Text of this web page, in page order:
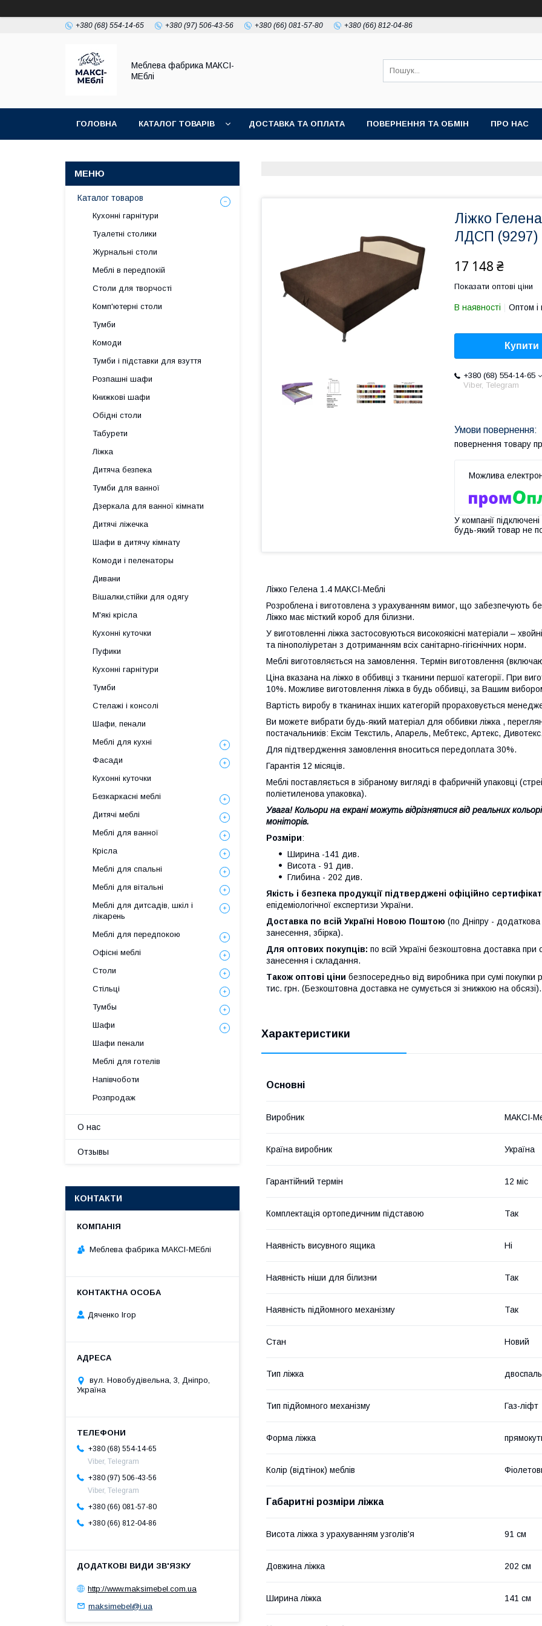
+380 (68) 554-14-65 +380 (97) 506-43-56 +380 (66) 081-57-80 +380 (66) 812-04-86
Меблева фабрика МАКСІ-
МЕблі
ГОЛОВНА КАТАЛОГ ТОВАРІВ ДОСТАВКА ТА ОПЛАТА ПОВЕРНЕННЯ ТА ОБМІН ПРО НАС
Ліжко
ЛДСП (9297)
17 148 ₴
Показати оптові ціни
В наявності Оптом і
Купити
+380 (68) 554-14-65
Viber, Telegram
повернення товару
У компанії
будь-який товар не
Ліжко Гелена 1.4 МАКСІ-Меблі
Розроблена і виготовлена з урахуванням вимог, що забезпечують
Ліжко має місткий короб для білизни.
У виготовленні ліжка застосовуються високоякісні матеріали –
та пінополіуретан з дотриманням всіх санітарно-гігієнічних норм.
Меблі виготовляється на замовлення. Термін виготовлення
Ціна вказана на ліжко в оббивці з тканини першої категорії. При
10%. Можливе виготовлення ліжка в будь оббивці, за Вашим
Вартість виробу в тканинах інших категорій прораховується
Ви можете вибрати будь-який матеріал для оббивки ліжка ,
постачальників: Ексім Текстиль, Апарель, Мебтекс, Артекс,
Для підтвердження замовлення вноситься передоплата 30%.
Гарантія 12 місяців.
Меблі поставляється в зібраному вигляді в фабричній упаковці
поліетиленова упаковка).
Увага! Кольори на екрані можуть відрізнятися від реальних
моніторів.
Розміри:
Ширина -141 див.
Висота - 91 див.
Глибина - 202 див.
Якість і безпека продукції підтверджені офіційно
епідеміологічної експертизи України.
Доставка по всій Україні Новою Поштою (по Дніпру -
занесення, збірка).
Для оптових покупців: по всій Україні безкоштовна доставка при
занесення і складання.
Також оптові ціни безпосередньо від виробника при сумі покупки
тис. грн. (Безкоштовна доставка не сумується зі знижкою на обсязі).
Характеристики
Основні
Виробник МАКСІ-
Країна виробник Україна
Гарантійний термін 12 міс
Комплектація ортопедичним підставою Так
Наявність висувного ящика Ні
Наявність ніши для білизни Так
Наявність підйомного механізму Так
Стан Новий
Тип ліжка
Тип підйомного механізму Газ-ліфт
Форма ліжка
Колір (відтінок) меблів
Габаритні розміри ліжка
Висота ліжка з урахуванням узголів'я 91 см
Довжина ліжка 202 см
Ширина ліжка 141 см
Каталог товаров
Кухонні гарнітури
Туалетні столики
Журнальні столи
Меблі в передпокій
Столи для творчості
Комп'ютерні столи
Тумби
Комоди
Тумби і підставки для взуття
Розпашні шафи
Книжкові шафи
Обідні столи
Табурети
Ліжка
Дитяча безпека
Тумби для ванної
Дзеркала для ванної кімнати
Дитячі ліжечка
Шафи в дитячу кімнату
Комоди і пеленаторы
Дивани
Вішалки,стійки для одягу
М'які крісла
Кухонні куточки
Пуфики
Кухонні гарнітури
Тумби
Стелажі і консолі
Шафи, пенали
Меблі для кухні
Фасади
Кухонні куточки
Безкаркасні меблі
Дитячі меблі
Меблі для ванної
Крісла
Меблі для спальні
Меблі для вітальні
Меблі для дитсадів, шкіл і
лікарень
Меблі для передпокою
Офісні меблі
Столи
Стільці
Тумбы
Шафи
Шафи пенали
Меблі для готелів
Напівчоботи
Розпродаж
О нас
Отзывы
КОНТАКТИ
Меблева фабрика МАКСІ-МЕблі
Дяченко Ігор
вул. Новобудівельна, 3, Дніпро,
Україна
+380 (68) 554-14-65
Viber, Telegram
+380 (97) 506-43-56
Viber, Telegram
+380 (66) 081-57-80
+380 (66) 812-04-86
http://www.maksimebel.com.ua
maksimebel@i.ua